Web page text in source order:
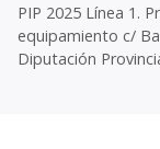
PIP 2025 Línea 1.
equipamiento c/
Diputación